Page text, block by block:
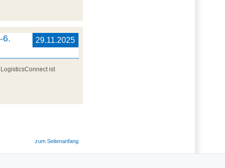
29.11.2025
6.
ist
zum Seitenanfang